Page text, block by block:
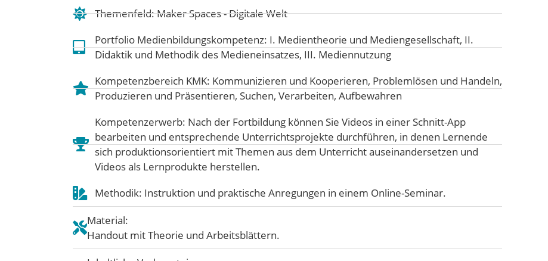
Themenfeld:Maker Spaces - Digitale Welt
Portfolio Medienbildungskompetenz: I. Medientheorie und Mediengesellschaft, II.
Didaktik und Methodik des Medieneinsatzes, III. Mediennutzung
Kompetenzbereich KMK: Kommunizieren und Kooperieren, Problemlösen und Handeln,
Produzieren und Präsentieren, Suchen, Verarbeiten, Aufbewahren
Kompetenzerwerb: Nach der Fortbildung können Sie Videos in einer Schnitt-App
bearbeiten und entsprechende Unterrichtsprojekte durchführen, in denen Lernende
sich produktionsorientiert mit Themen aus dem Unterricht auseinandersetzen und
Videos als Lernprodukte herstellen.
Methodik: Instruktion und praktische Anregungen in einem Online-Seminar.
Material:
Handout mit Theorie und Arbeitsblättern.